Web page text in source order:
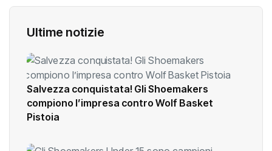
Ultime notizie
Salvezza conquistata! Gli Shoemakers
compiono l’impresa contro Wolf Basket
Pistoia